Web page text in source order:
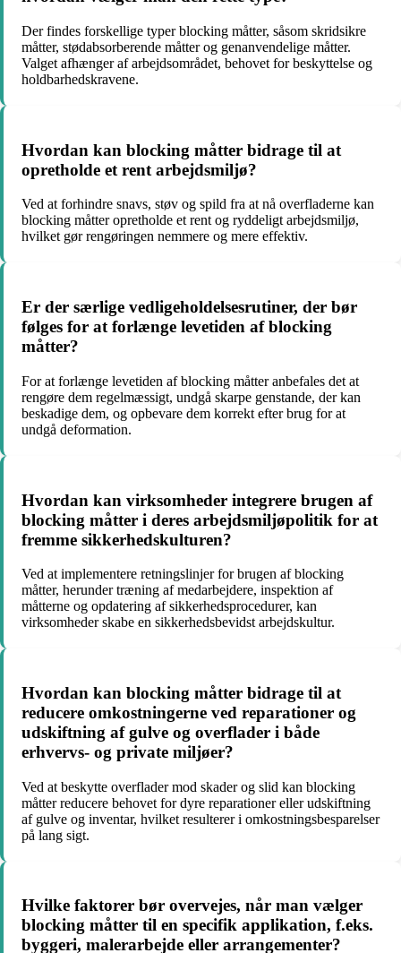
Der findes forskellige typer blocking måtter, såsom skridsikre
måtter, stødabsorberende måtter og genanvendelige måtter.
Valget afhænger af arbejdsområdet, behovet for beskyttelse og
holdbarhedskravene.
Hvordan kan blocking måtter bidrage til at
opretholde et rent arbejdsmiljø?
Ved at forhindre snavs, støv og spild fra at nå overfladerne kan
blocking måtter opretholde et rent og ryddeligt arbejdsmiljø,
hvilket gør rengøringen nemmere og mere effektiv.
Er der særlige vedligeholdelsesrutiner, der bør
følges for at forlænge levetiden af blocking
måtter?
For at forlænge levetiden af blocking måtter anbefales det at
rengøre dem regelmæssigt, undgå skarpe genstande, der kan
beskadige dem, og opbevare dem korrekt efter brug for at
undgå deformation.
Hvordan kan virksomheder integrere brugen af
blocking måtter i deres arbejdsmiljøpolitik for at
fremme sikkerhedskulturen?
Ved at implementere retningslinjer for brugen af blocking
måtter, herunder træning af medarbejdere, inspektion af
måtterne og opdatering af sikkerhedsprocedurer, kan
virksomheder skabe en sikkerhedsbevidst arbejdskultur.
Hvordan kan blocking måtter bidrage til at
reducere omkostningerne ved reparationer og
udskiftning af gulve og overflader i både
erhvervs- og private miljøer?
Ved at beskytte overflader mod skader og slid kan blocking
måtter reducere behovet for dyre reparationer eller udskiftning
af gulve og inventar, hvilket resulterer i omkostningsbesparelser
på lang sigt.
Hvilke faktorer bør overvejes, når man vælger
blocking måtter til en specifik applikation, f.eks.
byggeri, malerarbejde eller arrangementer?